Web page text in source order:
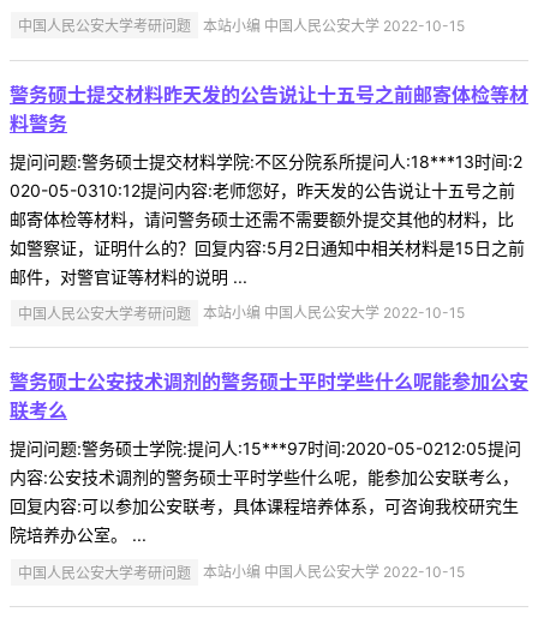
中国人民公安大学考研问题 本站小编 中国人民公安大学 2022-10-15
警务硕士提交材料昨天发的公告说让十五号之前邮寄体检等材
料警务
提问问题:警务硕士提交材料学院:不区分院系所提问人:18***13时间:2
020-05-0310:12提问内容:老师您好，昨天发的公告说让十五号之前
邮寄体检等材料，请问警务硕士还需不需要额外提交其他的材料，比
如警察证，证明什么的？回复内容:5月2日通知中相关材料是15日之前
邮件，对警官证等材料的说明 ...
中国人民公安大学考研问题 本站小编 中国人民公安大学 2022-10-15
警务硕士公安技术调剂的警务硕士平时学些什么呢能参加公安
联考么
提问问题:警务硕士学院:提问人:15***97时间:2020-05-0212:05提问
内容:公安技术调剂的警务硕士平时学些什么呢，能参加公安联考么，
回复内容:可以参加公安联考，具体课程培养体系，可咨询我校研究生
院培养办公室。 ...
中国人民公安大学考研问题 本站小编 中国人民公安大学 2022-10-15